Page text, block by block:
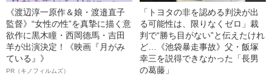
《渡辺淳一原作＆娘・渡邉直子
監督》“女性の性”を真摯に描く意
欲作に黒木瞳・西岡德馬・吉田
羊が出演決定！《映画『月がみ
ている』》
PR（キノフィルムズ）
「トヨタの非を認める判決が出
る可能性は、限りなくゼロ」裁
判で“勝ち目がない”と伝えたけれ
ど…《池袋暴走事故》父・飯塚
幸三を説得できなかった「長男
の葛藤」